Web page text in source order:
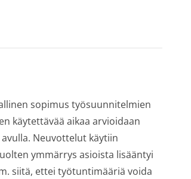
sopimus työsuunnitelmien
käytettävää aikaa arvioidaan
Neuvottelut käytiin
ymmärrys asioista lisääntyi
siitä, ettei työtuntimääriä voida